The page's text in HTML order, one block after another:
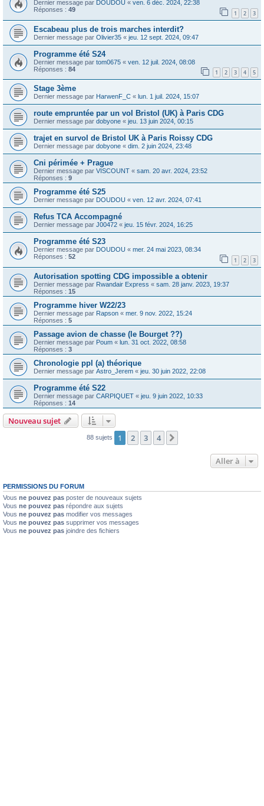
Dernier message par DOUDOU « ven. 6 déc. 2024, 22:38
Réponses : 49 1 2 3
Escabeau plus de trois marches interdit?
Dernier message par Olivier35 « jeu. 12 sept. 2024, 09:47
Programme été S24
Dernier message par tom0675 « ven. 12 juil. 2024, 08:08
Réponses : 84 1 2 3 4 5
Stage 3ème
Dernier message par HarwenF_C « lun. 1 juil. 2024, 15:07
route empruntée par un vol Bristol (UK) à Paris CDG
Dernier message par dobyone « jeu. 13 juin 2024, 00:15
trajet en survol de Bristol UK à Paris Roissy CDG
Dernier message par dobyone « dim. 2 juin 2024, 23:48
Cni périmée + Prague
Dernier message par VISCOUNT « sam. 20 avr. 2024, 23:52
Réponses : 9
Programme été S25
Dernier message par DOUDOU « ven. 12 avr. 2024, 07:41
Refus TCA Accompagné
Dernier message par J00472 « jeu. 15 févr. 2024, 16:25
Programme été S23
Dernier message par DOUDOU « mer. 24 mai 2023, 08:34
Réponses : 52 1 2 3
Autorisation spotting CDG impossible a obtenir
Dernier message par Rwandair Express « sam. 28 janv. 2023, 19:37
Réponses : 15
Programme hiver W22/23
Dernier message par Rapson « mer. 9 nov. 2022, 15:24
Réponses : 5
Passage avion de chasse (le Bourget ??)
Dernier message par Poum « lun. 31 oct. 2022, 08:58
Réponses : 3
Chronologie ppl (a) théorique
Dernier message par Astro_Jerem « jeu. 30 juin 2022, 22:08
Programme été S22
Dernier message par CARPIQUET « jeu. 9 juin 2022, 10:33
Réponses : 14
Nouveau sujet
88 sujets 1 2 3 4
Aller à
PERMISSIONS DU FORUM
Vous ne pouvez pas poster de nouveaux sujets
Vous ne pouvez pas répondre aux sujets
Vous ne pouvez pas modifier vos messages
Vous ne pouvez pas supprimer vos messages
Vous ne pouvez pas joindre des fichiers